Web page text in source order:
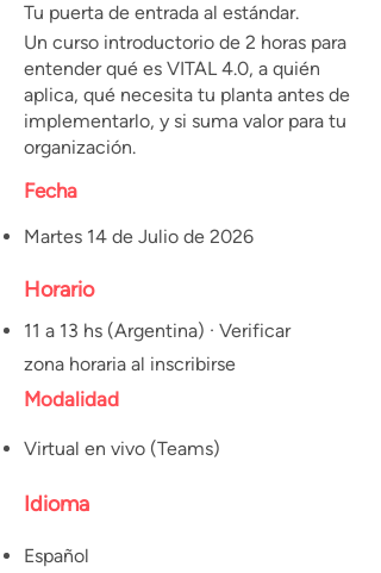
Tu puerta de entrada al estándar.
Un curso introductorio de 2 horas para
entender qué es VITAL 4.0, a quién
aplica, qué necesita tu planta antes de
implementarlo, y si suma valor para tu
organización.
Fecha
Martes 14 de Julio de 2026
Horario
11 a 13 hs (Argentina) · Verificar
zona horaria al inscribirse
Modalidad
Virtual en vivo (Teams)
Idioma
Español